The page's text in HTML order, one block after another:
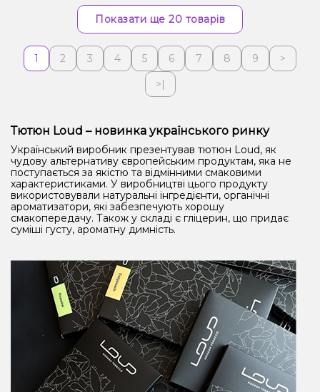
Показати ще 20 товарів
1 2 3 4 5 6 7 8 9
>
>|
Тютюн Loud – новинка українського ринку
Український виробник презентував тютюн Loud, як
чудову альтернативу європейським продуктам, яка не
поступається за якістю та відмінними смаковими
характеристиками. У виробництві цього продукту
використовували натуральні інгредієнти, органічні
ароматизатори, які забезпечують хорошу
смакопередачу. Також у складі є гліцерин, що придає
суміші густу, ароматну димність.